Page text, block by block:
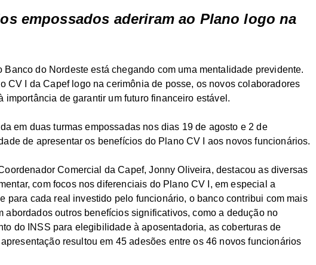
empossados aderiram ao Plano logo na
do Nordeste está chegando com uma mentalidade previdente.
CV I da Capef logo na cerimônia de posse, os novos colaboradores
importância de garantir um futuro financeiro estável.
em duas turmas empossadas nos dias 19 de agosto e 2 de
de apresentar os benefícios do Plano CV I aos novos funcionários.
Comercial da Capef, Jonny Oliveira, destacou as diversas
com focos nos diferenciais do Plano CV I, em especial a
para cada real investido pelo funcionário, o banco contribui com mais
abordados outros benefícios significativos, como a dedução no
do INSS para elegibilidade à aposentadoria, as coberturas de
resultou em 45 adesões entre os 46 novos funcionários